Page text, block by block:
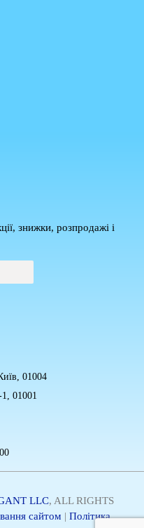
знижки, розпродажі і
01004
01001
LLC, ALL RIGHTS
сайтом | Політика